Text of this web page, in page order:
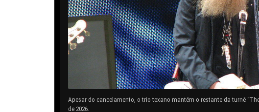
Apesar do cancelamento, o trio texano mantém o restante da turnê
de 2026.